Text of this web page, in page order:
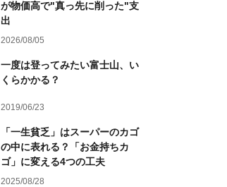
が物価高で"真っ先に削った"支
出
2026/08/05
一度は登ってみたい富士山、い
くらかかる？
2019/06/23
「一生貧乏」はスーパーのカゴ
の中に表れる？「お金持ちカ
ゴ」に変える4つの工夫
2025/08/28